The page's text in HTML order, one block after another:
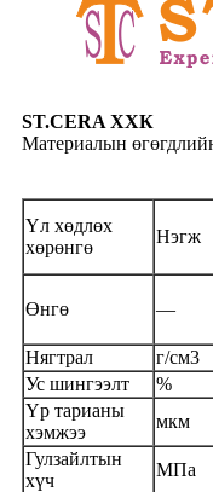
ST.CERA ХХК
Материалын
Үл хөдлөх
хөрөнгө
Нэгж
Өнгө —
Нягтрал
г/см3
Ус шингээлт
%
Үр тарианы
хэмжээ
мкм
Гулзайлтын
хүч
МПа